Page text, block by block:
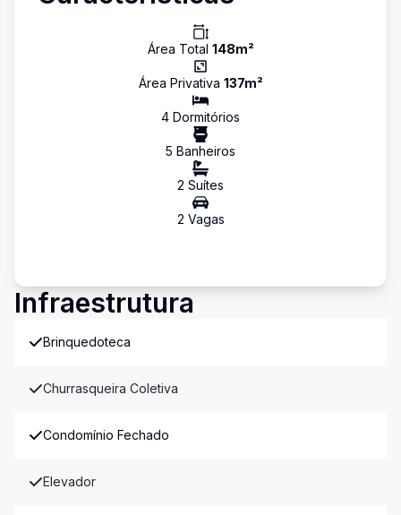
Área Total 148m²
Área Privativa 137m²
4 Dormitórios
5 Banheiros
2 Suítes
2 Vagas
Infraestrutura
Brinquedoteca
Churrasqueira Coletiva
Condomínio Fechado
Elevador